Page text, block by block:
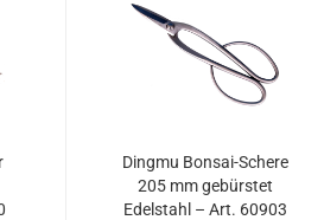
Dingmu Bonsai-Schere
205 mm gebürstet
Edelstahl – Art. 60903